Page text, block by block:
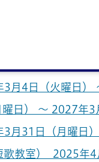
日（木曜日）
年11月24日（
（火曜日） ～
月4日（火曜日）
日） ～ 2027年3
月31日（月曜日
教室） 2025年